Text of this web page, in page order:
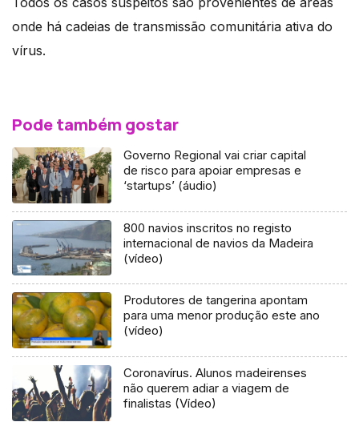
onde há cadeias de transmissão comunitária ativa do
vírus.
Pode também gostar
Governo Regional vai criar capital
de risco para apoiar empresas e
‘startups’ (áudio)
800 navios inscritos no registo
internacional de navios da Madeira
(vídeo)
Produtores de tangerina apontam
para uma menor produção este ano
(vídeo)
Coronavírus. Alunos madeirenses
não querem adiar a viagem de
finalistas (Vídeo)